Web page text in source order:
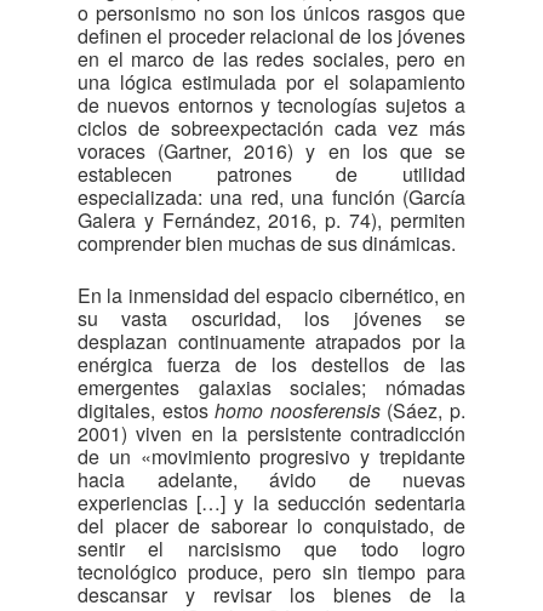
o personismo no son los únicos rasgos que
definen el proceder relacional de los jóvenes
en el marco de las redes sociales, pero en
una lógica estimulada por el solapamiento
de nuevos entornos y tecnologías sujetos a
ciclos de sobreexpectación cada vez más
voraces (Gartner, 2016) y en los que se
establecen patrones de utilidad
especializada: una red, una función (García
Galera y Fernández, 2016, p. 74), permiten
comprender bien muchas de sus dinámicas.
En la inmensidad del espacio cibernético, en
su vasta oscuridad, los jóvenes se
desplazan continuamente atrapados por la
enérgica fuerza de los destellos de las
emergentes galaxias sociales; nómadas
digitales, estoshomo noosferensis(Sáez, p.
2001) viven en la persistente contradicción
de un «movimiento progresivo y trepidante
hacia adelante, ávido de nuevas
experiencias […] y la seducción sedentaria
del placer de saborear lo conquistado, de
sentir el narcisismo que todo logro
tecnológico produce, pero sin tiempo para
descansar y revisar los bienes de la